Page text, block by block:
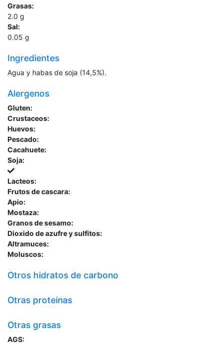
Grasas:
2.0 g
Sal:
0.05 g
Ingredientes
Agua y habas de soja (14,5%).
Alergenos
Gluten:
Crustaceos:
Huevos:
Pescado:
Cacahuete:
Soja:
Lacteos:
Frutos de cascara:
Apio:
Mostaza:
Granos de sesamo:
Dioxido de azufre y sulfitos:
Altramuces:
Moluscos:
Otros hidratos de carbono
Otras proteinas
Otras grasas
AGS: